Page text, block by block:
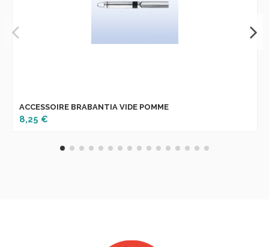
ACCESSOIRE BRABANTIA VIDE POMME
8,25 €